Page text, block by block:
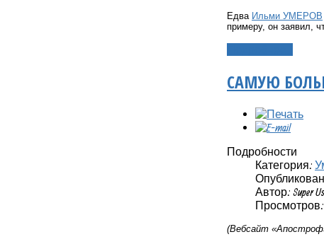
Едва Ильми УМЕРОВ
примеру, он заявил,
САМУЮ
Подробности
Категория:
Автор: Super
Просмотров:
(Вебсайт